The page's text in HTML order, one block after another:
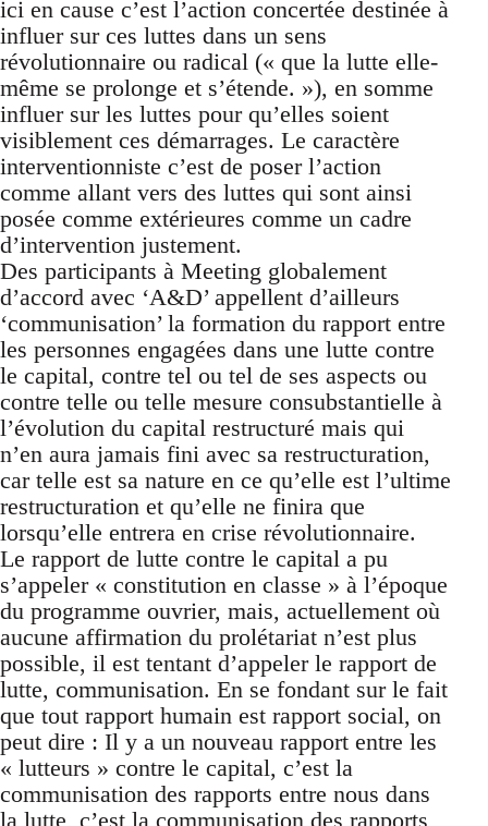
ici en cause c’est l’action concertée destinée à
influer sur ces luttes dans un sens
révolutionnaire ou radical (« que la lutte elle-
même se prolonge et s’étende. »), en somme
influer sur les luttes pour qu’elles soient
visiblement ces démarrages. Le caractère
interventionniste c’est de poser l’action
comme allant vers des luttes qui sont ainsi
posée comme extérieures comme un cadre
d’intervention justement.
Des participants à Meeting globalement
d’accord avec ‘A&D’ appellent d’ailleurs
‘communisation’ la formation du rapport entre
les personnes engagées dans une lutte contre
le capital, contre tel ou tel de ses aspects ou
contre telle ou telle mesure consubstantielle à
l’évolution du capital restructuré mais qui
n’en aura jamais fini avec sa restructuration,
car telle est sa nature en ce qu’elle est l’ultime
restructuration et qu’elle ne finira que
lorsqu’elle entrera en crise révolutionnaire.
Le rapport de lutte contre le capital a pu
s’appeler « constitution en classe » à l’époque
du programme ouvrier, mais, actuellement où
aucune affirmation du prolétariat n’est plus
possible, il est tentant d’appeler le rapport de
lutte, communisation. En se fondant sur le fait
que tout rapport humain est rapport social, on
peut dire : Il y a un nouveau rapport entre les
« lutteurs » contre le capital, c’est la
communisation des rapports entre nous dans
la lutte, c’est la communisation des rapports